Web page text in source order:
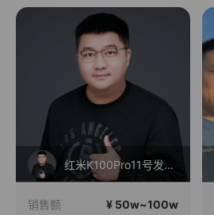
红米K100Pro11号发布，三星Fold8折叠屏现货！
销售额 ¥ 50w~100w